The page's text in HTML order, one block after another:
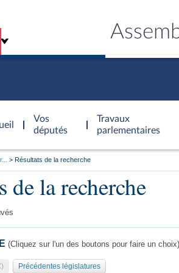
Vos
députés
Travaux
parlementaires
Résultats de la recherche
de la recherche
(Cliquez sur l'un des boutons pour faire un choix)
Précédentes législatures